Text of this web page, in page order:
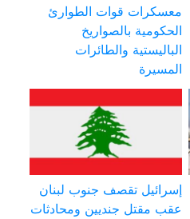
معسكرات قوات الطوارئ
الحكومية بالصواريخ
الباليستية والطائرات
المسيرة
إسرائيل تقصف جنوب لبنان
عقب مقتل جنديين ومحادثات